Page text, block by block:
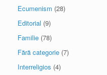
Ecumenism (28)
Editorial (9)
Familie (78)
Fără categorie (7)
Interreligios (4)